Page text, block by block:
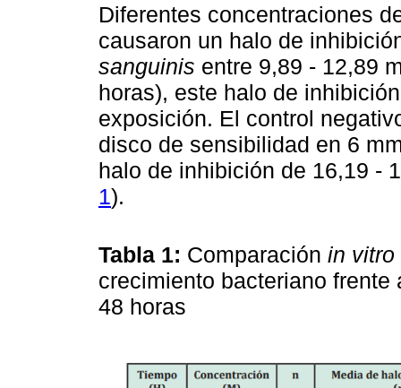
Diferentes concentraciones
causaron un halo de
sanguinis entre 9,89 - 12,89
horas), este halo de
exposición. El control
disco de sensibilidad en 6
halo de inhibición de 16,19 -
1).
Tabla 1: Comparación in vitro
crecimiento bacteriano frente
48 horas